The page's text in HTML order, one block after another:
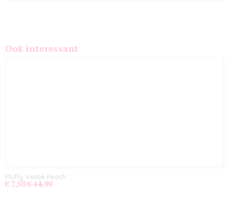
Ook interessant
Fluffy Vestje Peach
€ 7,50 € 14,99